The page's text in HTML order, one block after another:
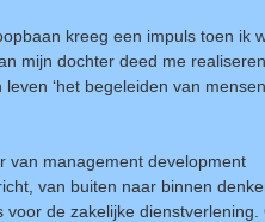
kreeg een impuls toen ik
mijn dochter deed me
‘het begeleiden van
van management development
van buiten naar binnen
de zakelijke dienstverlening.